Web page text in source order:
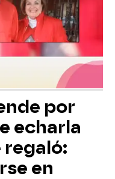
por
echarla
regaló:
en